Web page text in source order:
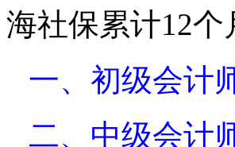
海社保累计12个
一、初级会计
二、中级会计